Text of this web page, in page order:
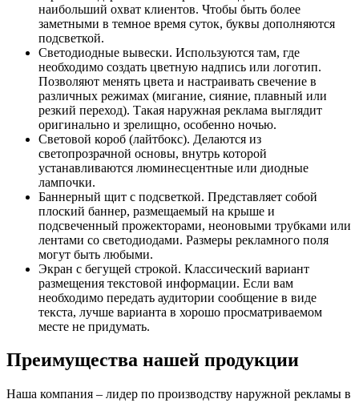
наибольший охват клиентов. Чтобы быть более
заметными в темное время суток, буквы дополняются
подсветкой.
Светодиодные вывески. Используются там, где
необходимо создать цветную надпись или логотип.
Позволяют менять цвета и настраивать свечение в
различных режимах (мигание, сияние, плавный или
резкий переход). Такая наружная реклама выглядит
оригинально и зрелищно, особенно ночью.
Световой короб (лайтбокс). Делаются из
светопрозрачной основы, внутрь которой
устанавливаются люминесцентные или диодные
лампочки.
Баннерный щит с подсветкой. Представляет собой
плоский баннер, размещаемый на крыше и
подсвеченный прожекторами, неоновыми трубками или
лентами со светодиодами. Размеры рекламного поля
могут быть любыми.
Экран с бегущей строкой. Классический вариант
размещения текстовой информации. Если вам
необходимо передать аудитории сообщение в виде
текста, лучше варианта в хорошо просматриваемом
месте не придумать.
Преимущества нашей продукции
Наша компания – лидер по производству наружной рекламы в